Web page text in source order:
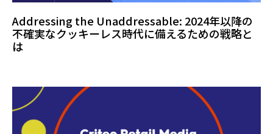
Addressing the Unaddressable: 2024年以降の
不確実なクッキーレス時代に備えるための戦略と
は